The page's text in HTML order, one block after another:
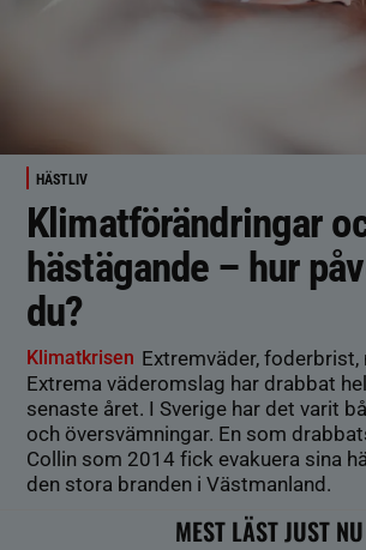
HÄSTLIV
Klimatförändringar
hästägande – hur
du?
Klimatkrisen Extremväder, foderbrist,
Extrema väderomslag har drabbat
senaste året. I Sverige har det varit
och översvämningar. En som
Collin som 2014 fick evakuera sina
den stora branden i Västmanland.
MEST LÄST JUST NU